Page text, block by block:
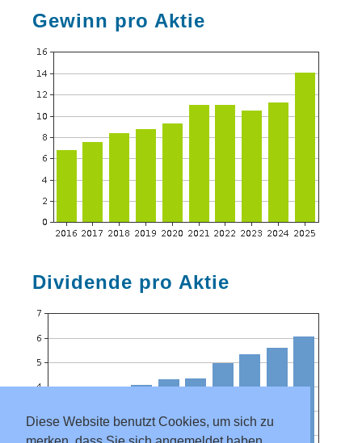
Diese Website benutzt Cookies, um sich zu
Gewinn pro Aktie
Dividende pro Aktie